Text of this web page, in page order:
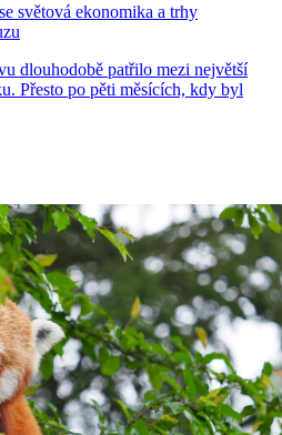
světová ekonomika a trhy
dlouhodobě patřilo mezi největší
Přesto po pěti měsících, kdy byl